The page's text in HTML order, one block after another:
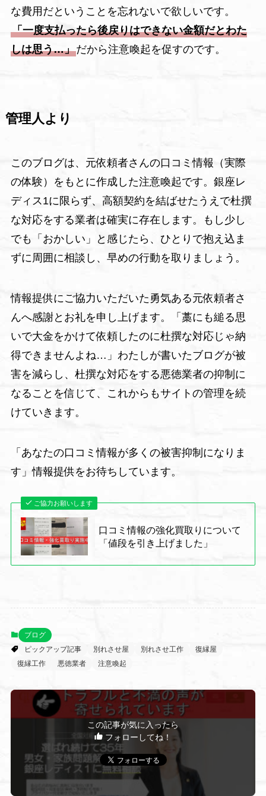
な費用だということを忘れないで欲しいです。
「一度支払ったら後戻りはできない金額だとわた
しは思う…」だから注意喚起を促すのです。
管理人より
このブログは、元依頼者さんの口コミ情報（実際
の体験）をもとに作成した注意喚起です。銀座レ
ディス1に限らず、高額契約を結ばせたうえで杜撰
な対応をする業者は確実に存在します。もし少し
でも「おかしい」と感じたら、ひとりで抱え込ま
ずに周囲に相談し、早めの行動を取りましょう。
情報提供にご協力いただいた勇気ある元依頼者さ
んへ感謝とお礼を申し上げます。「藁にも縋る思
いで大金をかけて依頼したのに杜撰な対応じゃ納
得できませんよね…」わたしが書いたブログが被
害を減らし、杜撰な対応をする悪徳業者の抑制に
なることを信じて、これからもサイトの管理を続
けていきます。
「あなたの口コミ情報が多くの被害抑制になりま
す」情報提供をお待ちしています。
ご協力お願いします
口コミ情報の強化買取りについて
「値段を引き上げました」
ブログ
ピックアップ記事
別れさせ屋 別れさせ工作
復縁屋
復縁工作
悪徳業者 注意喚起
この記事が気に入ったら
フォローしてね！